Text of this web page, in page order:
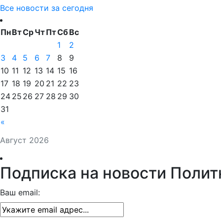
Все новости за сегодня
Август 2026
ПнВтСрЧтПтСбВс
«
1
2
3
4 5 6 7 8
9
10 11 12 13 14 15 16
17 18 19 20 21 22 23
24 25 26 27 28 29 30
31
Подписка на новости
Ваш email: